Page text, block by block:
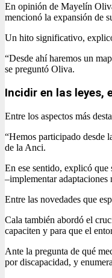
En opinión de Mayelín
mencionó la expansión de
Un hito significativo,
“Desde ahí haremos un
se preguntó Oliva.
Incidir en las leyes,
Entre los aspectos más
“Hemos participado desde
de la Anci.
En ese sentido, explicó que
–implementar adaptaciones
Entre las novedades que
Cala también abordó el
capaciten y para que el
Ante la pregunta de qué
por discapacidad, y